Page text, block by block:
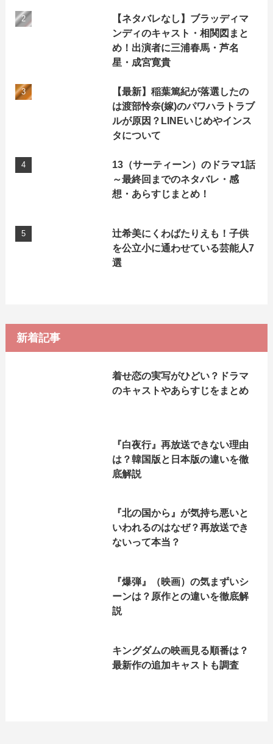
【ネタバレなし】ブラッディマ
ンディのキャスト・相関図まと
め！出演者に三浦春馬・芦名
星・成宮寛貴
【最新】稲葉篤紀が落選したの
は渡部怜奈(嫁)のパワハラトラブ
ルが原因？LINEいじめやインス
タについて
13（サーティーン）のドラマ1話
～最終回までのネタバレ・感
想・あらすじまとめ！
辻希美にくわばたりえも！子供
を公立小に通わせている芸能人7
選
新着記事
着せ恋の実写がひどい？ドラマ
のキャストやあらすじをまとめ
『白夜行』再放送できない理由
は？韓国版と日本版の違いを徹
底解説
『北の国から』が気持ち悪いと
いわれるのはなぜ？再放送でき
ないって本当？
『爆弾』（映画）の気まずいシ
ーンは？原作との違いを徹底解
説
キングダムの映画見る順番は？
最新作の追加キャストも調査